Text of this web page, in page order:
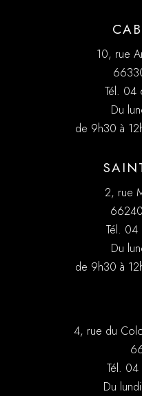
10, rue
Tél.
Du
de 9h30 à
2, rue
Tél.
Du
de 9h30 à
4, rue du
Tél.
Du